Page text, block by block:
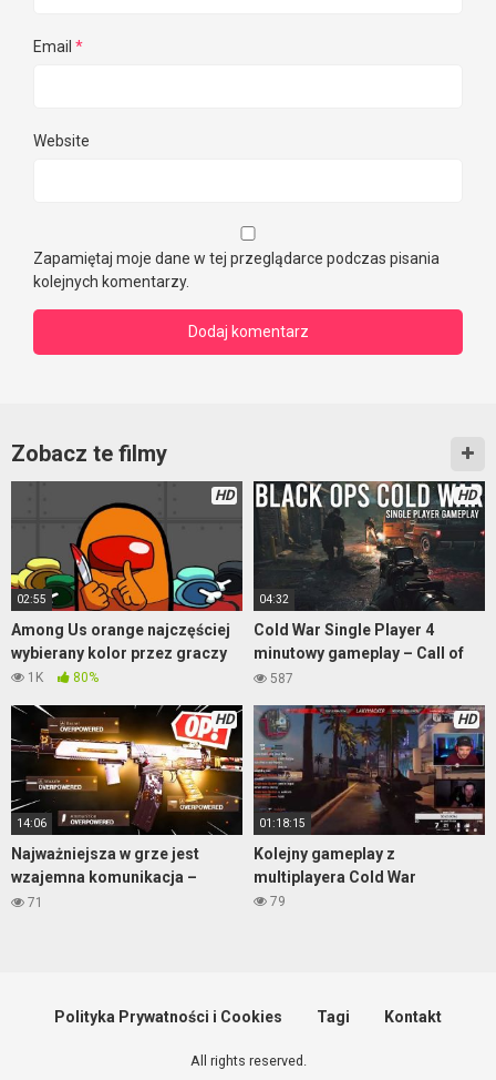
Email *
Website
Zapamiętaj moje dane w tej przeglądarce podczas pisania
kolejnych komentarzy.
Zobacz te filmy
HD
02:55
Among Us orange najczęściej
wybierany kolor przez graczy
1K 80%
HD
04:32
Cold War Single Player 4
minutowy gameplay – Call of
Duty Black Ops
587
HD
14:06
Najważniejsza w grze jest
wzajemna komunikacja –
Warzone
71
HD
01:18:15
Kolejny gameplay z
multiplayera Cold War
79
Polityka Prywatności i Cookies Tagi Kontakt
All rights reserved.